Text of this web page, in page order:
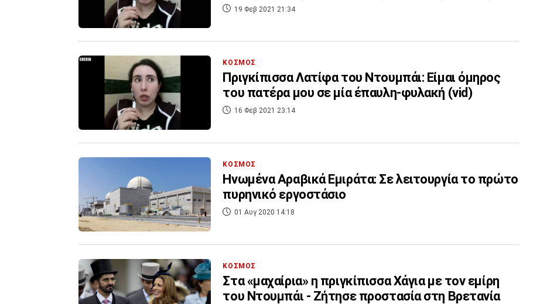
19 Φεβ 2021 21:34
ΚΟΣΜΟΣ
Πριγκίπισσα Λατίφα του Ντουμπάι: Είμαι όμηρος
του πατέρα μου σε μία έπαυλη-φυλακή (vid)
16 Φεβ 2021 23:14
ΚΟΣΜΟΣ
Ηνωμένα Αραβικά Εμιράτα: Σε λειτουργία το πρώτο
πυρηνικό εργοστάσιο
01 Αυγ 2020 14:18
ΚΟΣΜΟΣ
Στα «μαχαίρια» η πριγκίπισσα Χάγια με τον εμίρη
του Ντουμπάι - Ζήτησε προστασία στη Βρετανία